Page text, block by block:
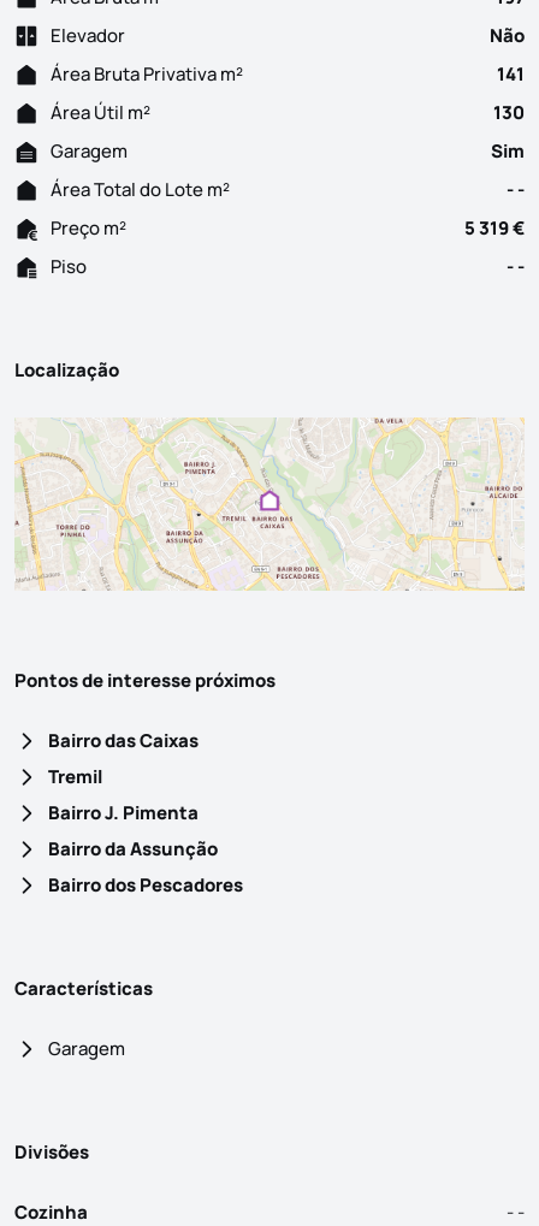
Elevador
Não
Área Bruta Privativa m²
141
Área Útil m²
130
Garagem
Sim
Área Total do Lote m²
- -
Preço m²
5 319 €
Piso
- -
Localização
Pontos de interesse próximos
Bairro das Caixas
Tremil
Bairro J. Pimenta
Bairro da Assunção
Bairro dos Pescadores
Características
Garagem
Divisões
Cozinha
- -